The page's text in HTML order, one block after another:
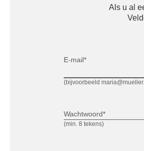
Als u al
(bijvoorbeeld
E-mail*
(min. 8 tekens)
Wachtwoord*